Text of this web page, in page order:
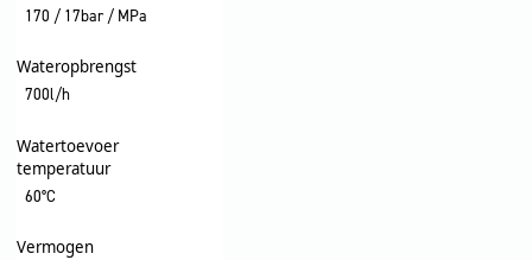
170 / 17bar / MPa
Wateropbrengst
700l/h
Watertoevoer
temperatuur
60°C
Vermogen